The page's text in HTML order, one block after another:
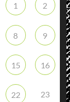
1 2
8 9
15 16
22 23